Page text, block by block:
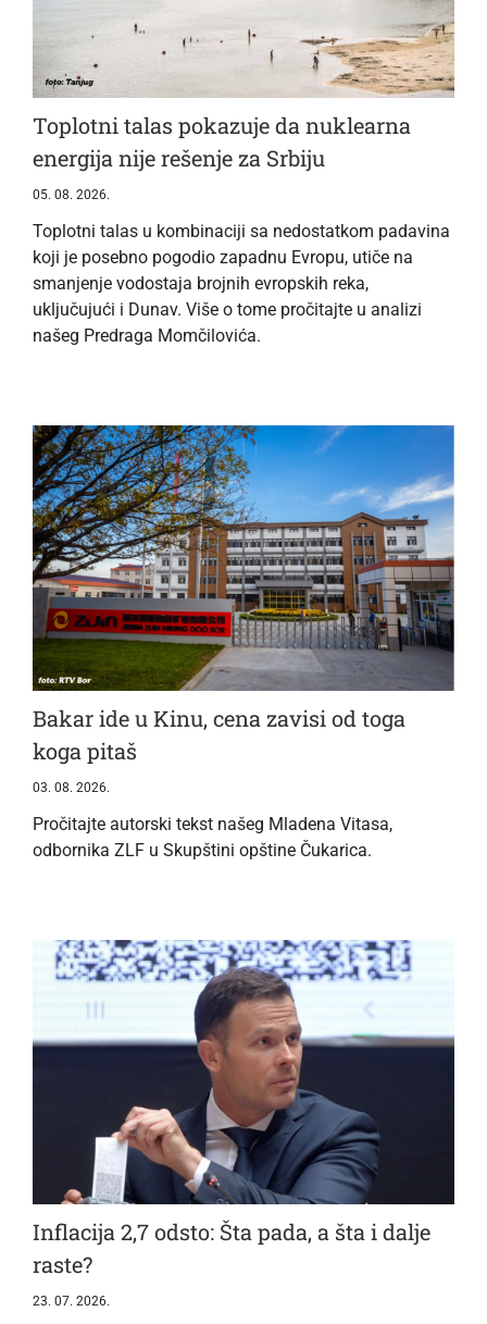
Toplotni talas pokazuje da nuklearna
energija nije rešenje za Srbiju
05. 08. 2026.
Toplotni talas u kombinaciji sa nedostatkom padavina
koji je posebno pogodio zapadnu Evropu, utiče na
smanjenje vodostaja brojnih evropskih reka,
uključujući i Dunav. Više o tome pročitajte u analizi
našeg Predraga Momčilovića.
Bakar ide u Kinu, cena zavisi od toga
koga pitaš
03. 08. 2026.
Pročitajte autorski tekst našeg Mladena Vitasa,
odbornika ZLF u Skupštini opštine Čukarica.
Inflacija 2,7 odsto: Šta pada, a šta i dalje
raste?
23. 07. 2026.